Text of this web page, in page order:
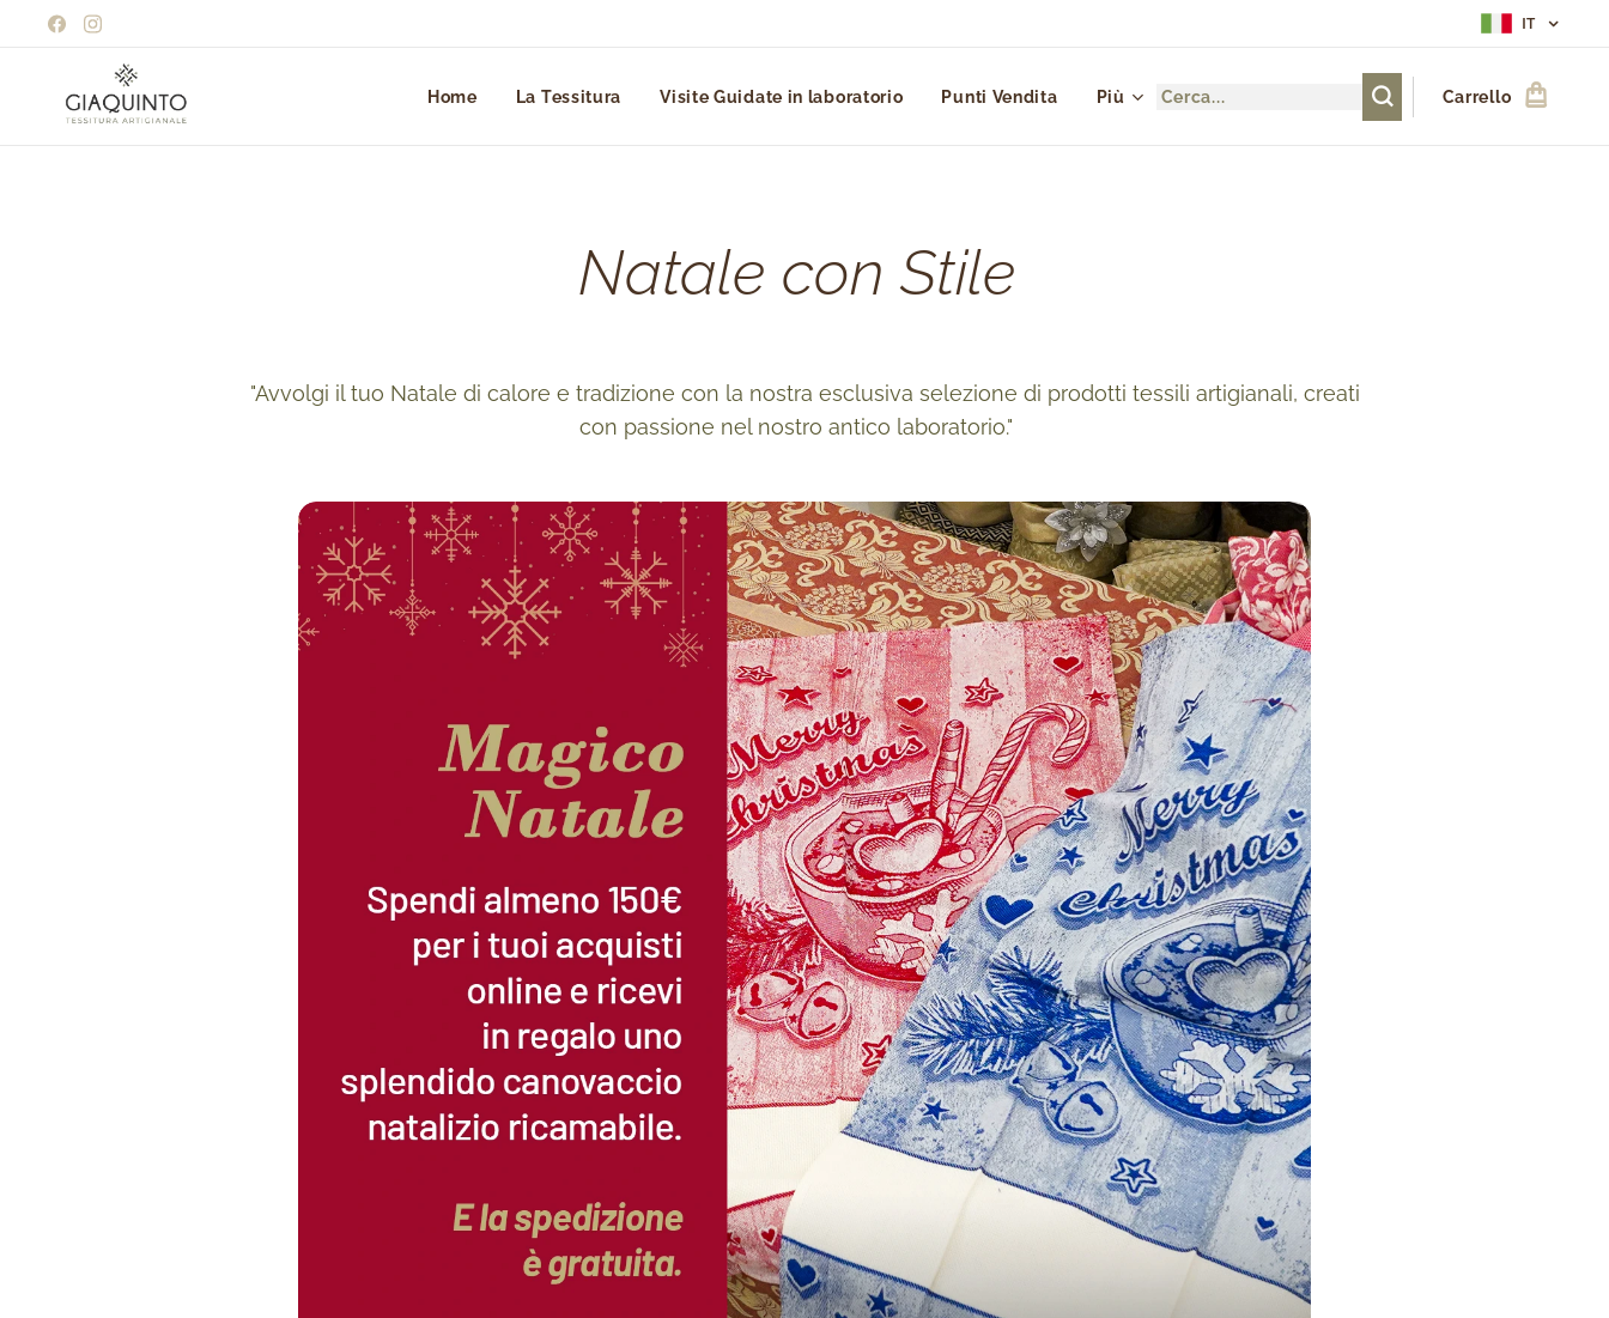
IT
Home La Tessitura Visite Guidate in laboratorio Punti Vendita Più Carrello
Natale con Stile
"Avvolgi il tuo Natale di calore e tradizione con la nostra esclusiva selezione di prodotti tessili artigianali, creati
con passione nel nostro antico laboratorio."